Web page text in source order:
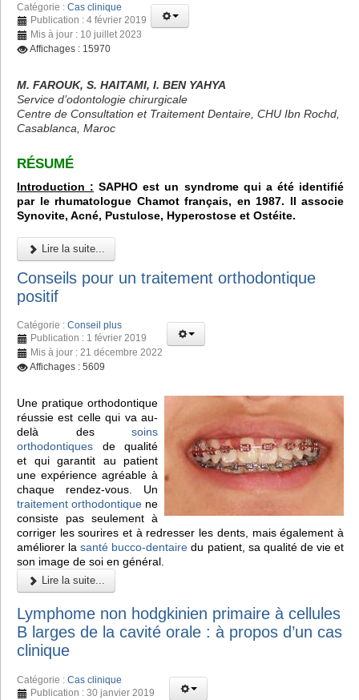
Catégorie : Cas clinique
Publication : 4 février 2019
Mis à jour : 10 juillet 2023
Affichages : 15970
M. FAROUK, S. HAITAMI, I. BEN YAHYA
Service d’odontologie chirurgicale
Centre de Consultation et Traitement Dentaire, CHU Ibn Rochd,
Casablanca, Maroc
RÉSUMÉ
Introduction : SAPHO est un syndrome qui a été identifié
par le rhumatologue Chamot français, en 1987. Il associe
Synovite, Acné, Pustulose, Hyperostose et Ostéite.
Lire la suite...
Conseils pour un traitement orthodontique
positif
Catégorie : Conseil plus
Publication : 1 février 2019
Mis à jour : 21 décembre 2022
Affichages : 5609
Une pratique orthodontique
réussie est celle qui va au-
delà des soins
orthodontiques de qualité
et qui garantit au patient
une expérience agréable à
chaque rendez-vous. Un
traitement orthodontique ne
consiste pas seulement à
corriger les sourires et à redresser les dents, mais également à
améliorer lasanté bucco-dentaire du patient, sa qualité de vie et
son image de soi en général.
Lire la suite...
Lymphome non hodgkinien primaire à cellules
B larges de la cavité orale : à propos d’un cas
clinique
Catégorie : Cas clinique
Publication : 30 janvier 2019